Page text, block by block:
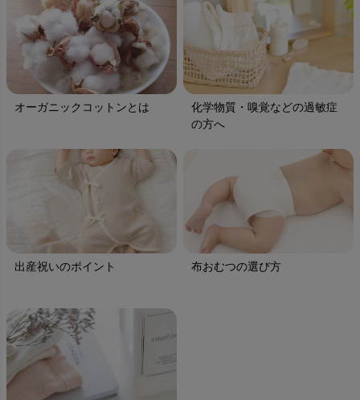
PeopleTree 商品一覧へ >
シングウェア 半袖トップス
¥6,600税込
着(半袖)
¥6,050 税込
ン
Nayuta 商品一覧へ >
天衣無縫
nanadecor（ナナデェコール）
nayuta（ナユタ）
ぬくぐるみ工房
HAYASHI
PeopleTree（ピープルツリー）
plantia（プランティア）
PRISTINE（プリスティン）
fromF（フロムエフ）
L'ovedbaby（ラブドベビー）
Lovingly Organics（ラビングリー）
Madame MO（マダムモー）
maggies（マギーズ）
MAINIO（マイニオ）
MAUD N LIL（モード・ン・リル）
maxomorra（マクソモーラ）
mini rodini（ミニロディーニ）
Molo（モロ）
My Little Cozmo（マイリトルコズモ）
nadadelazos（ナダデラゾス）
NewNative（ニューネイティブ）
Nukleus（ニュクレス）
オーガニックコットンとは
化学物質・嗅覚などの過敏症
の方へ
出産祝いのポイント 布おむつの選び方